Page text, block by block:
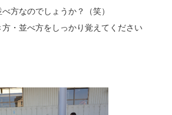
方なのでしょうか？（笑）
・並べ方をしっかり覚えてください